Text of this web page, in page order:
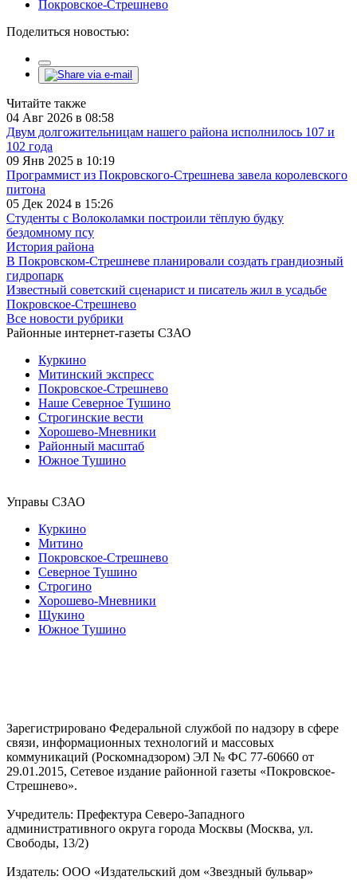
Покровское-Стрешнево
Поделиться новостью:
Читайте также
04 Авг 2026 в 08:58
Двум долгожительницам нашего района исполнилось 107 и
102 года
09 Янв 2025 в 10:19
Программист из Покровского-Стрешнева завела королевского
питона
05 Дек 2024 в 15:26
Студенты с Волоколамки построили тёплую будку
бездомному псу
История района
В Покровском-Стрешневе планировали создать грандиозный
гидропарк
Известный советский сценарист и писатель жил в усадьбе
Покровское-Стрешнево
Все новости рубрики
Районные интернет-газеты СЗАО
Куркино
Митинский экспресс
Покровское-Стрешнево
Наше Северное Тушино
Строгинские вести
Хорошево-Мневники
Районный масштаб
Южное Тушино
Управы СЗАО
Куркино
Митино
Покровское-Стрешнево
Северное Тушино
Строгино
Хорошево-Мневники
Щукино
Южное Тушино
Зарегистрировано Федеральной службой по надзору в сфере
связи, информационных технологий и массовых
коммуникаций (Роскомнадзором) ЭЛ № ФС 77-60660 от
29.01.2015, Сетевое издание районной газеты «Покровское-
Стрешнево».
Учредитель: Префектура Северо-Западного
административного округа города Москвы (Москва, ул.
Свободы, 13/2)
Издатель: ООО «Издательский дом «Звездный бульвар»